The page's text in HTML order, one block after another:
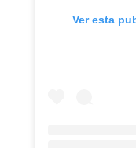
Ver esta